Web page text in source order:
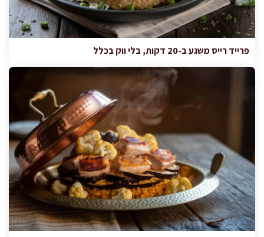
פרייד רייס משגע ב-20 דקות, בלי ווק בכלל